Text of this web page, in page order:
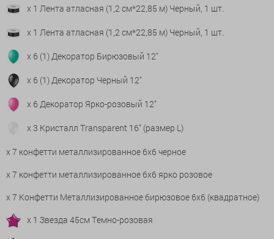
x 1 Лента атласная (1,2 см*22,85 м) Черный, 1 шт.
x 1 Лента атласная (1,2 см*22,85 м) Черный, 1 шт.
x 6 (1) Декоратор Бирюзовый 12"
x 6 (1) Декоратор Черный 12"
x 6 Декоратор Ярко-розовый 12"
x 3 Кристалл Transparent 16" (размер L)
x 7 конфетти металлизированное 6х6 черное
x 7 конфетти металлизированное 6х6 ярко розовое
x 7 Конфетти Металлизированное бирюзовое 6х6 (квадратное)
x 1 Звезда 45см Темно-розовая